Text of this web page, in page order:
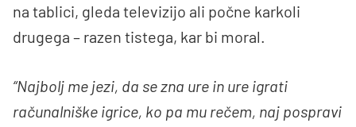
na tablici, gleda televizijo ali počne karkoli
drugega – razen tistega, kar bi moral.
“Najbolj me jezi, da se zna ure in ure igrati
računalniške igrice, ko pa mu rečem, naj pospravi